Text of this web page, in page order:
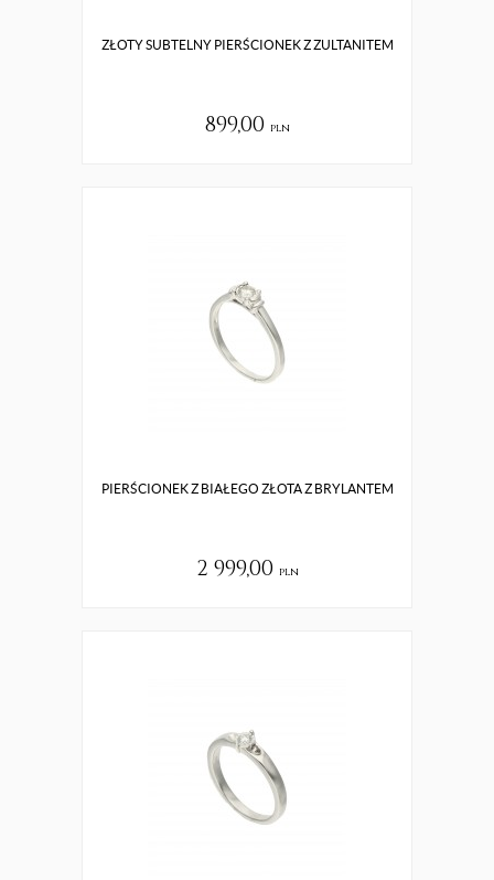
ZŁOTY SUBTELNY PIERŚCIONEK Z ZULTANITEM
899,00 pln
PIERŚCIONEK Z BIAŁEGO ZŁOTA Z BRYLANTEM
2 999,00 pln